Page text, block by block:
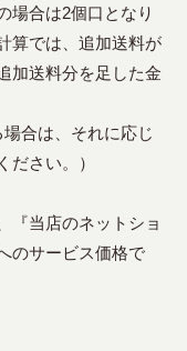
場合は2個口となり
算では、追加送料が
加送料分を足した金
合は、それに応じ
ださい。）
『当店のネットショ
のサービス価格で